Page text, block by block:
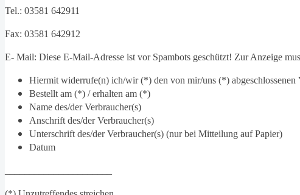
Tel.: 03581 642911
Fax: 03581 642912
E- Mail: Diese E-Mail-Adresse ist vor Spambots geschützt! Zur Anzeige
Hiermit widerrufe(n) ich/wir (*) den von mir/uns (*)
Bestellt am (*) / erhalten am (*)
Name des/der Verbraucher(s)
Anschrift des/der Verbraucher(s)
Unterschrift des/der Verbraucher(s) (nur bei Mitteilung auf Papier)
Datum